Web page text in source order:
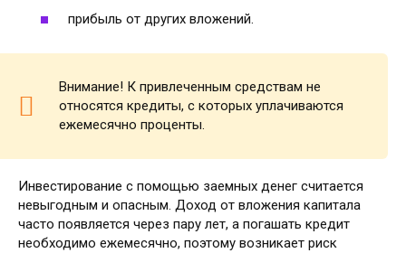
прибыль от других вложений.
Внимание! К привлеченным средствам не
относятся кредиты, с которых уплачиваются
ежемесячно проценты.
Инвестирование с помощью заемных денег считается
невыгодным и опасным. Доход от вложения капитала
часто появляется через пару лет, а погашать кредит
необходимо ежемесячно, поэтому возникает риск